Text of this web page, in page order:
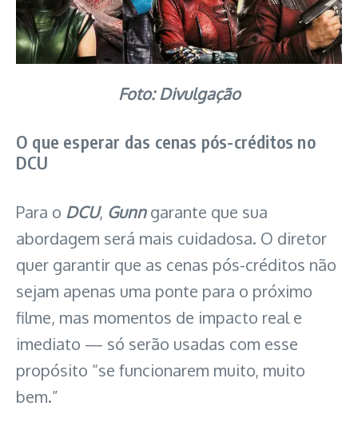
Foto: Divulgação
O que esperar das cenas pós-créditos no
DCU
Para o DCU, Gunngarante que sua
abordagem será mais cuidadosa. O diretor
quer garantir que as cenas pós-créditos não
sejam apenas uma ponte para o próximo
filme, mas momentos de impacto real e
imediato — só serão usadas com esse
propósito “se funcionarem muito, muito
bem.”